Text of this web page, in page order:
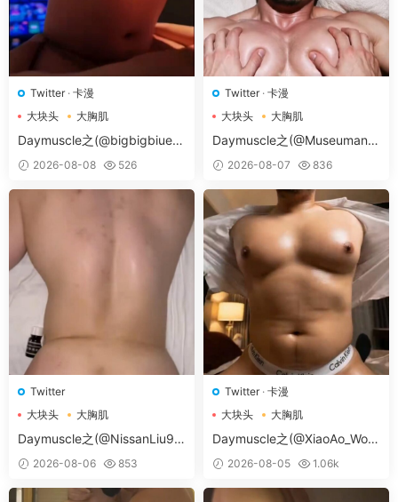
Twitter· 卡漫
大块头
大胸肌
大胸肌肉男
Daymuscle之(@bigbigbiue-
@BBb）
2026-08-08 526
Twitter· 卡漫
大块头
大胸肌
大胸肌肉男
Daymuscle之(@Museumans-
@Museuman）
2026-08-07 836
Twitter
大块头
大胸肌
大胸肌肉男
Daymuscle之(@NissanLiu98
-@Nissan98）
2026-08-06 853
Twitter· 卡漫
大块头
大胸肌
大胸肌肉男
Daymuscle之(@XiaoAo_Worl
d-@XiaoAo.art）
2026-08-05 1.06k